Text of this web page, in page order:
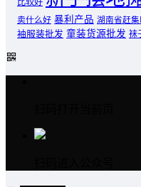
卖什么好 暴利产品 湖南省赶集
袖服装批发 童装货源批发 袜